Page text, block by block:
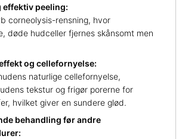
effektiv peeling:
corneolysis-rensning, hvor
døde hudceller fjernes skånsomt men
og cellefornyelse:
naturlige cellefornyelse,
tekstur og frigør porerne for
hvilket giver en sundere glød.
behandling før andre